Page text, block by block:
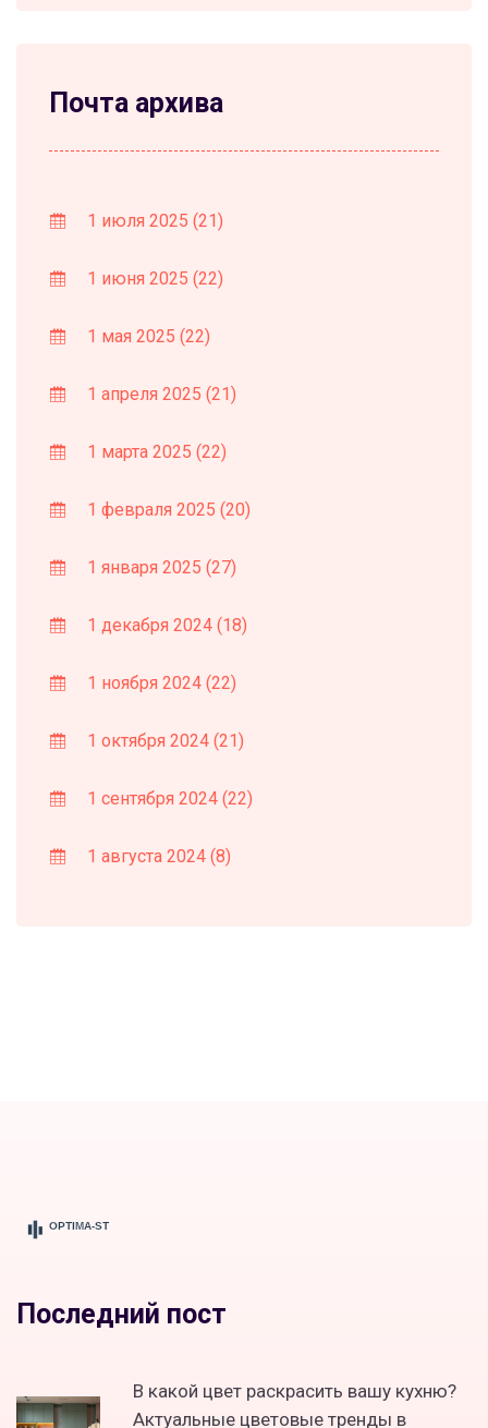
Почта архива
1 июля 2025 (21)
1 июня 2025 (22)
1 мая 2025 (22)
1 апреля 2025 (21)
1 марта 2025 (22)
1 февраля 2025 (20)
1 января 2025 (27)
1 декабря 2024 (18)
1 ноября 2024 (22)
1 октября 2024 (21)
1 сентября 2024 (22)
1 августа 2024 (8)
Последний пост
В какой цвет раскрасить вашу кухню?
Актуальные цветовые тренды в